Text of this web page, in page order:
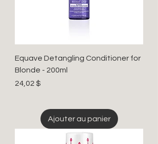
Equave Detangling Conditioner for
Blonde - 200ml
Prix
24,02 $
Ajouter au panier